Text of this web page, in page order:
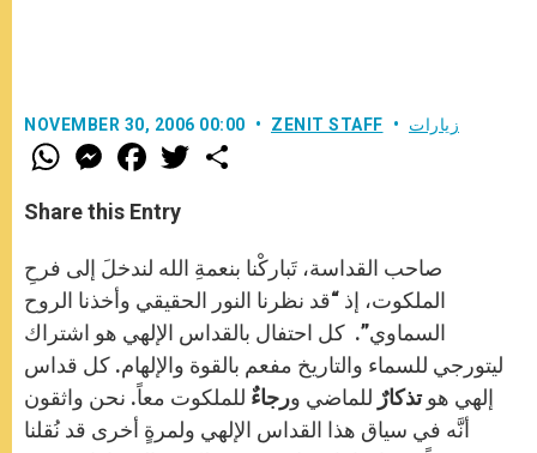
NOVEMBER 30, 2006 00:00 ZENIT STAFF زيارات
W
h
t
s
p
M
e
s
e
g
e
r
F
a
e
b
o
k
w
r
Share this Entry
صاحب القداسة، تَباركْنا بنعمةِ الله لندخلَ إلى فرحِ
الملكوت، إذ “قد نظرنا النور الحقيقي وأخذنا الروح
السماوي”. كل احتفال بالقداس الإلهي هو اشتراك
ليتورجي للسماء والتاريخ مفعم بالقوة والإلهام. كل قداس
إلهي هوتذكارٌ للماضي ورجاءٌ للملكوت معاً. نحن واثقون
أنَّه في سياق هذا القداس الإلهي ولمرةٍ أخرى قد نُقلنا